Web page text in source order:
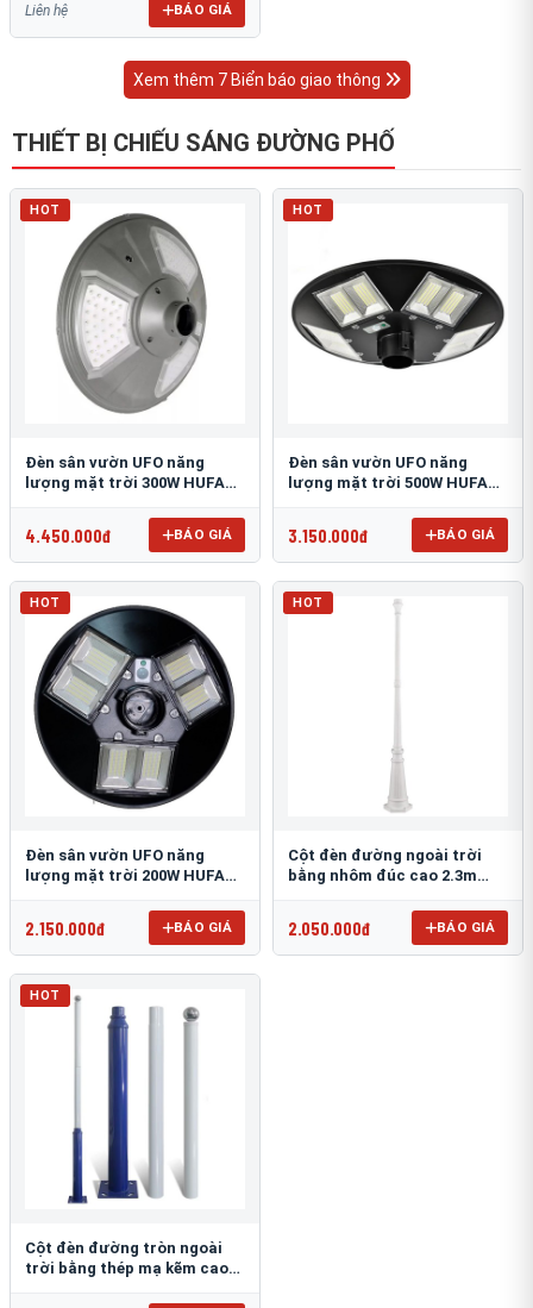
Liên hệ BÁO GIÁ
Xem thêm 7 Biển báo giao thông
THIẾT BỊ CHIẾU SÁNG ĐƯỜNG PHỐ
HOT
Đèn sân vườn UFO năng
lượng mặt trời 300W HUFA
4.450.000đ BÁO GIÁ
HOT
Đèn sân vườn UFO năng
lượng mặt trời 500W HUFA
3.150.000đ BÁO GIÁ
HOT
Đèn sân vườn UFO năng
lượng mặt trời 200W HUFA
2.150.000đ BÁO GIÁ
HOT
Cột đèn đường ngoài trời
bằng nhôm đúc cao 2.3m
2.050.000đ BÁO GIÁ
HOT
Cột đèn đường tròn ngoài
trời bằng thép mạ kẽm cao